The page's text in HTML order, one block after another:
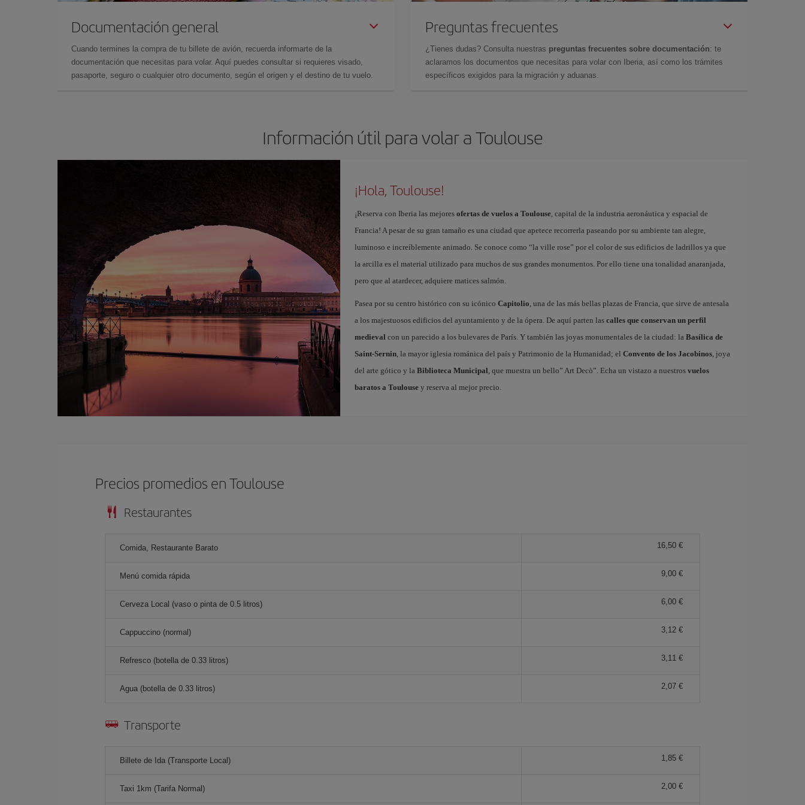
Documentación general
Cuando termines la compra de tu billete de avión, recuerda informarte de la
documentación que necesitas para volar. Aquí puedes consultar si requieres visado,
pasaporte, seguro o cualquier otro documento, según el origen y el destino de tu vuelo.
Preguntas frecuentes
¿Tienes dudas? Consulta nuestras preguntas frecuentes sobre documentación: te
aclaramos los documentos que necesitas para volar con Iberia, así como los trámites
específicos exigidos para la migración y aduanas.
Información útil para volar a Toulouse
¡Hola, Toulouse!
¡Reserva con Iberia las mejores ofertas de vuelos a Toulouse, capital de la industria aeronáutica y espacial de
Francia! A pesar de su gran tamaño es una ciudad que apetece recorrerla paseando por su ambiente tan alegre,
luminoso e increíblemente animado. Se conoce como “la ville rose” por el color de sus edificios de ladrillos ya que
la arcilla es el material utilizado para muchos de sus grandes monumentos. Por ello tiene una tonalidad anaranjada,
pero que al atardecer, adquiere matices salmón.
Pasea por su centro histórico con su icónico Capitolio, una de las más bellas plazas de Francia, que sirve de antesala
a los majestuosos edificios del ayuntamiento y de la ópera. De aquí parten las calles que conservan un perfil
medieval con un parecido a los bulevares de París. Y también las joyas monumentales de la ciudad: la Basílica de
Saint-Sernin, la mayor iglesia románica del país y Patrimonio de la Humanidad; el Convento de los Jacobinos, joya
del arte gótico y la Biblioteca Municipal, que muestra un bello” Art Decò”. Echa un vistazo a nuestros vuelos
baratos a Toulousey reserva al mejor precio.
Precios promedios en Toulouse
Restaurantes
Comida, Restaurante Barato 16,50 €
Menú comida rápida 9,00 €
Cerveza Local (vaso o pinta de 0.5 litros) 6,00 €
Cappuccino (normal) 3,12 €
Refresco (botella de 0.33 litros) 3,11 €
Agua (botella de 0.33 litros) 2,07 €
Transporte
Billete de Ida (Transporte Local) 1,85 €
Taxi 1km (Tarifa Normal) 2,00 €